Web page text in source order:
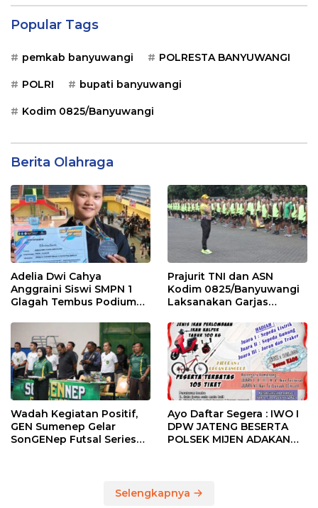
Popular Tags
pemkab banyuwangi POLRESTA BANYUWANGI
POLRI bupati banyuwangi
Kodim 0825/Banyuwangi
Berita Olahraga
Adelia Dwi Cahya
Anggraini Siswi SMPN 1
Glagah Tembus Podium
Championship 1
Prajurit TNI dan ASN
Kodim 0825/Banyuwangi
Laksanakan Garjas
Wadah Kegiatan Positif,
GEN Sumenep Gelar
SonGENep Futsal Series
Ayo Daftar Segera : IWO I
DPW JATENG BESERTA
POLSEK MIJEN ADAKAN
Selengkapnya